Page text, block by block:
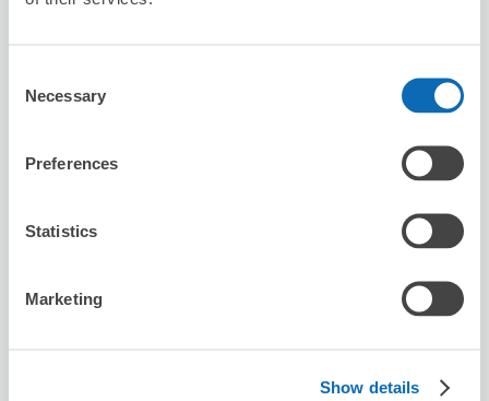
Selection
Necessary
Preferences
Statistics
Marketing
Show details
8/9日 8/10一
本日營業時間
非常方便，店員也會很快速的協助處理，領回時也很快速，